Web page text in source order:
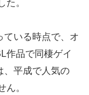
た。
ている時点で、オ
作品で同棲ゲイ
、平成で人気の
ん。